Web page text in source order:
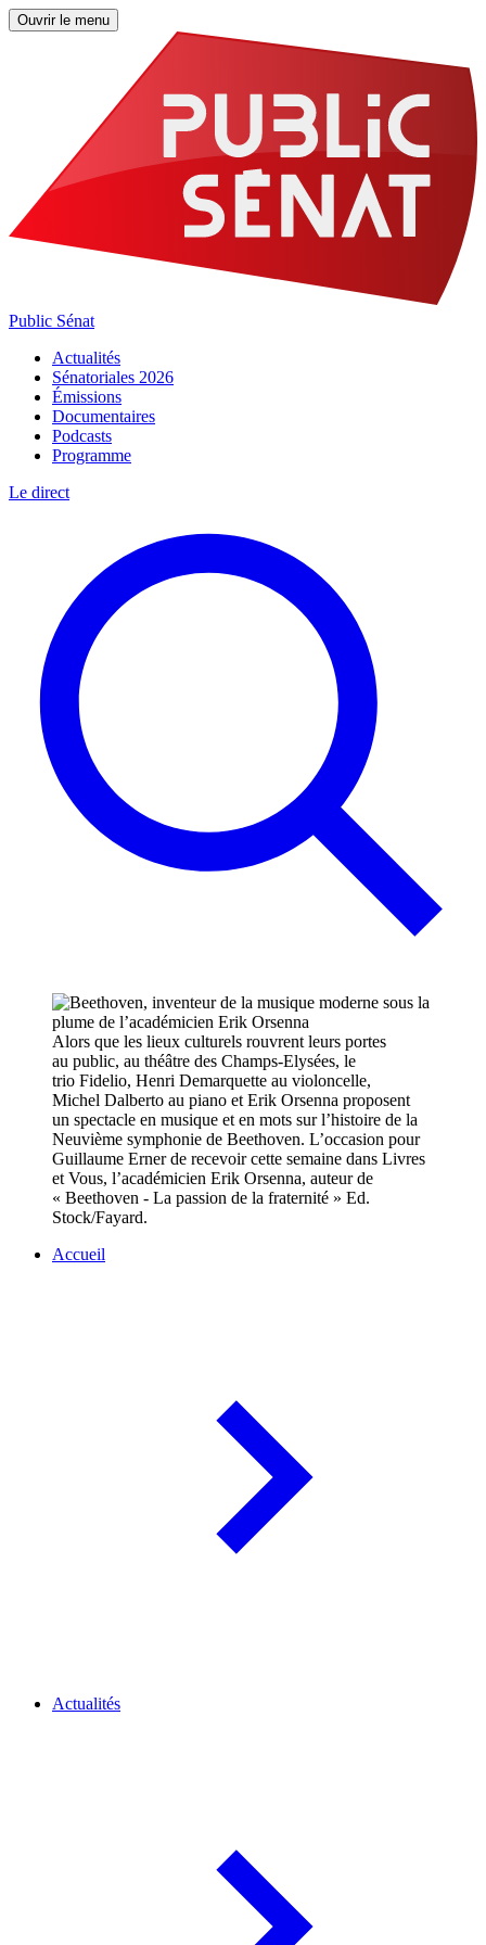
Ouvrir le menu
Public Sénat
Actualités
Sénatoriales 2026
Émissions
Documentaires
Podcasts
Programme
Le direct
Alors que les lieux culturels rouvrent leurs portes
au public, au théâtre des Champs-Elysées, le
trio Fidelio, Henri Demarquette au violoncelle,
Michel Dalberto au piano et Erik Orsenna proposent
un spectacle en musique et en mots sur l’histoire de la
Neuvième symphonie de Beethoven. L’occasion pour
Guillaume Erner de recevoir cette semaine dans Livres
et Vous, l’académicien Erik Orsenna, auteur de
« Beethoven - La passion de la fraternité » Ed.
Stock/Fayard.
Accueil
Actualités